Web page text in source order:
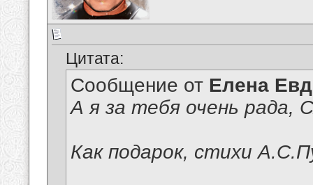
Цитата:
Сообщение от Елена
А я за тебя очень рада,
Как подарок, стихи